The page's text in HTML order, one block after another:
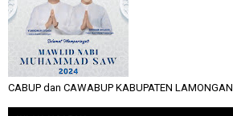
CABUP dan CAWABUP KABUPATEN LAMONGAN